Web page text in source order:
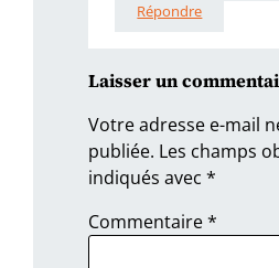
Répondre
Laisser un
Votre adresse e-mail
publiée. Les champs
indiqués avec*
Commentaire*